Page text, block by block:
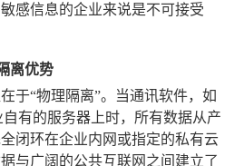
感信息的企业来说是不可接受
离优势
于“物理隔离”。当通讯软件，如
有的服务器上时，所有数据从产
闭环在企业内网或指定的私有云
与广阔的公共互联网之间建立了